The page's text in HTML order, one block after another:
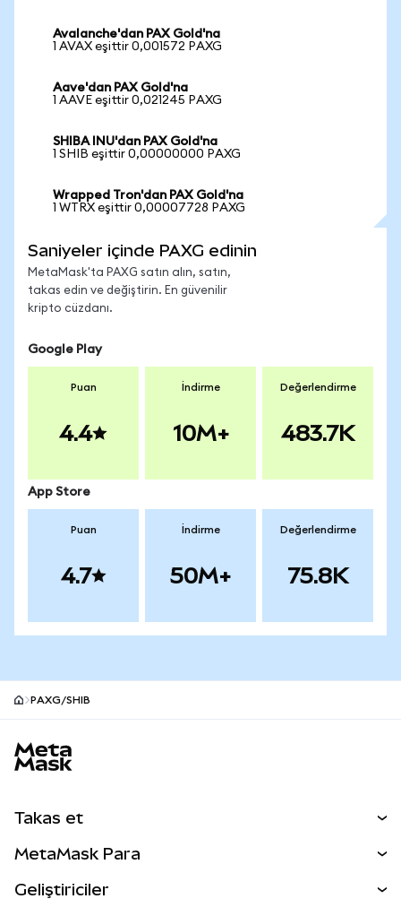
Avalanche'dan PAX Gold'na
1 AVAX eşittir 0,001572 PAXG
Aave'dan PAX Gold'na
1 AAVE eşittir 0,021245 PAXG
SHIBA INU'dan PAX Gold'na
1 SHIB eşittir 0,00000000 PAXG
Wrapped Tron'dan PAX Gold'na
1 WTRX eşittir 0,00007728 PAXG
Saniyeler içinde PAXG edinin
MetaMask'ta PAXG satın alın, satın,
takas edin ve değiştirin. En güvenilir
kripto cüzdanı.
Google Play
Puan
4.4
İndirme
10M+
Değerlendirme
483.7K
App Store
Puan
4.7
İndirme
50M+
Değerlendirme
75.8K
PAXG/SHIB
Takas et
Perps
MetaMask Para
Geliştiriciler